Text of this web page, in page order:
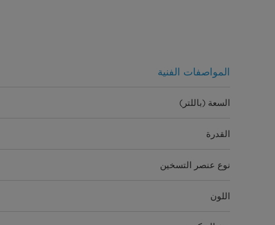
المواصفات الفنية
السعة (باللتر)
القدرة
نوع عنصر التسخين
اللون